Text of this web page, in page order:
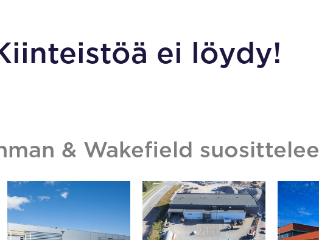
ei löydy!
& Wakefield suosittelee